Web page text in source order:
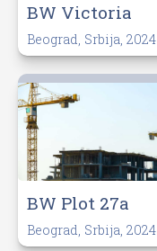
BW Victoria
Beograd, Srbija, 2024
BW Plot 27a
Beograd, Srbija, 2024